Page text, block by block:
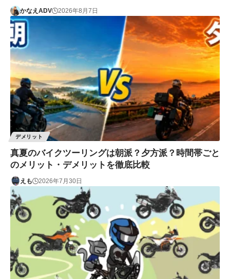
かなえADV 2026年8月7日
デメリット
真夏のバイクツーリングは朝派？夕方派？時間帯ごと
のメリット・デメリットを徹底比較
えも 2026年7月30日